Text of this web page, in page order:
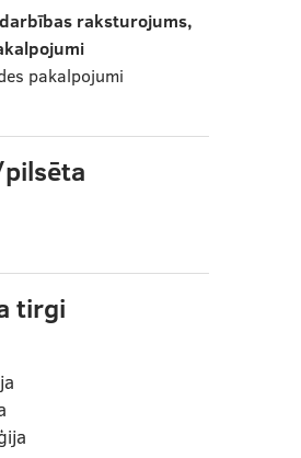
raksturojums,
pakalpojumi
tirgi